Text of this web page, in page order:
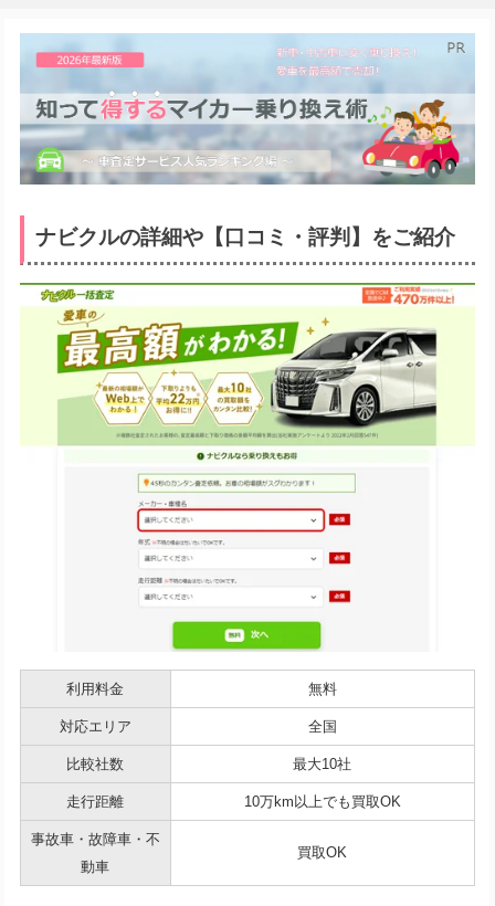
ナビクルの詳細や【口コミ・評判】をご紹介
利用料金 無料
対応エリア 全国
比較社数 最大10社
走行距離 10万km以上でも買取OK
事故車・故障車・不
動車
買取OK